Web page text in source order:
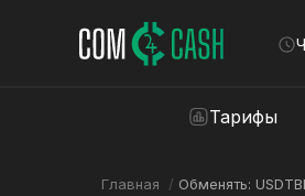
Тарифы
Главная / Обменять: